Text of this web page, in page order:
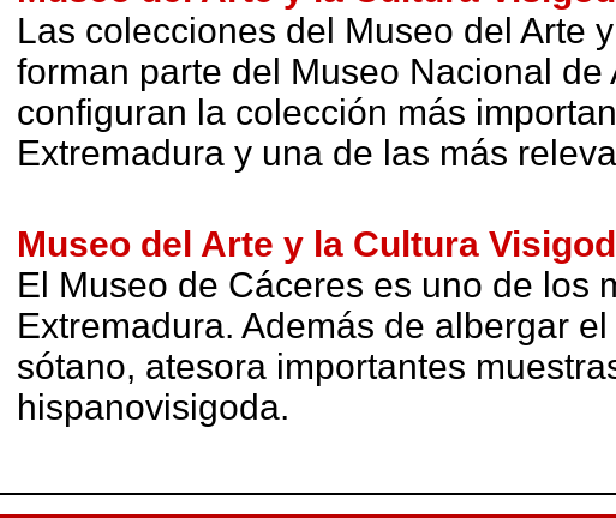
Las colecciones del Museo del Arte
forman parte del Museo Nacional
configuran la colección más
Extremadura y una de las más
Museo del Arte y la Cultura
El Museo de Cáceres es uno de los
Extremadura. Además de albergar
sótano, atesora importantes
hispanovisigoda.